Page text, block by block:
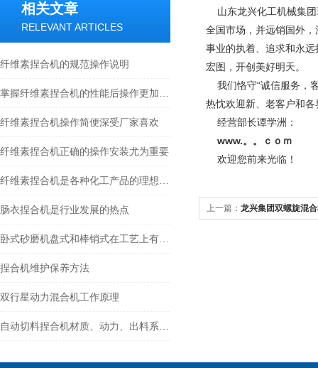
相关文章
RELEVANT ARTICLES
纤维素捏合机的规范操作说明
纤维素捏合机操作简便深受厂家喜欢
纤维素捏合机正确的操作安装尤为重要
肠衣捏合机是行业发展的热点
捏合机维护保养方法
双行星动力混合机工作原理
山东龙兴化工机械集团
全国市场，并远销国外
事业的执着、追求和永
宏图，开创美好明天。
我们恪守“诚信服务，
热忱欢迎新、老客户和
经营部长谭学洲：
www.。。ｃｏｍ
欢迎您前来光临！
上一篇： 龙兴集团双螺旋混